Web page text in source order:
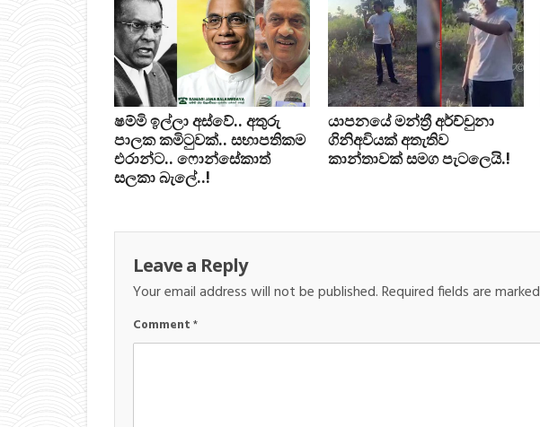
ෂම්මි ඉල්ලා අස්වේ.. අතුරු
පාලක කමිටුවක්.. සභාපතිකම
එරාන්ට.. ෆොන්සේකාත්
සලකා බැලේ..!
යාපනයේ මන්ත්‍රී අර්ච්චුනා
ගිනිඅවියක් අතැතිව
කාන්තාවක් සමග පැටලෙයි.!
Leave a Reply
Your email address will not be published.Required fields are marked
Comment*